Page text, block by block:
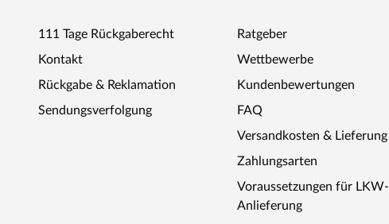
111 Tage Rückgaberecht
Kontakt
Rückgabe & Reklamation
Sendungsverfolgung
Ratgeber
Wettbewerbe
Kundenbewertungen
FAQ
Versandkosten & Lieferung
Zahlungsarten
Voraussetzungen für LKW-
Anlieferung